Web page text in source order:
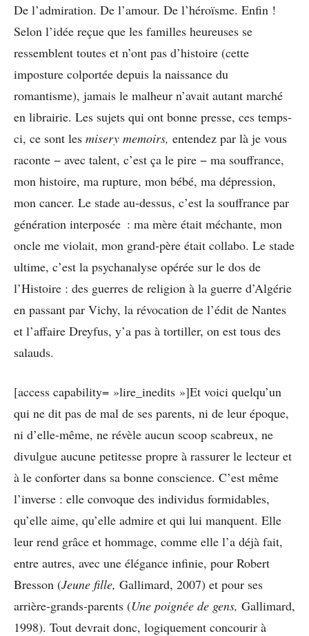
De l’admiration. De l’amour. De l’héroïsme. Enfin !
Selon l’idée reçue que les familles heureuses se
ressemblent toutes et n’ont pas d’histoire (cette
imposture colportée depuis la naissance du
romantisme), jamais le malheur n’avait autant marché
en librairie. Les sujets qui ont bonne presse, ces temps-
ci, ce sont les misery memoirs, entendez par là je vous
raconte − avec talent, c’est ça le pire − ma souffrance,
mon histoire, ma rupture, mon bébé, ma dépression,
mon cancer. Le stade au-dessus, c’est la souffrance par
génération interposée : ma mère était méchante, mon
oncle me violait, mon grand-père était collabo. Le stade
ultime, c’est la psychanalyse opérée sur le dos de
l’Histoire : des guerres de religion à la guerre d’Algérie
en passant par Vichy, la révocation de l’édit de Nantes
et l’affaire Dreyfus, y’a pas à tortiller, on est tous des
salauds.
[access capability= »lire_inedits »]Et voici quelqu’un
qui ne dit pas de mal de ses parents, ni de leur époque,
ni d’elle-même, ne révèle aucun scoop scabreux, ne
divulgue aucune petitesse propre à rassurer le lecteur et
à le conforter dans sa bonne conscience. C’est même
l’inverse : elle convoque des individus formidables,
qu’elle aime, qu’elle admire et qui lui manquent. Elle
leur rend grâce et hommage, comme elle l’a déjà fait,
entre autres, avec une élégance infinie, pour Robert
Bresson (Jeune fille, Gallimard, 2007) et pour ses
arrière-grands-parents (Une poignée de gens, Gallimard,
1998). Tout devrait donc, logiquement concourir à